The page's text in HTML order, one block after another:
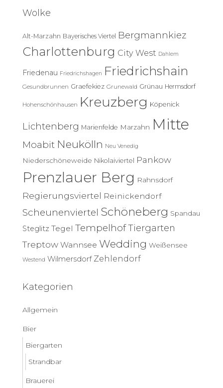
n
a
c
:
Wolke
Alt-Marzahn Bayerisches Viertel Bergmannkiez
Charlottenburg City West Dahlem
Friedenau Friedrichshagen Friedrichshain
Gesundbrunnen Graefekiez Grunewald Grünau Hermsdorf
Hohenschönhausen Kreuzberg Köpenick
Lichtenberg Marienfelde Marzahn Mitte
Moabit Neukölln Neu Venedig
Niederschöneweide Nikolaiviertel Pankow
Prenzlauer Berg Rahnsdorf
Regierungsviertel Reinickendorf
Scheunenviertel Schöneberg Spandau
Steglitz Tegel TempelhofTiergarten
Treptow Wannsee Wedding Weißensee
Westend Wilmersdorf Zehlendorf
Kategorien
Allgemein
Bier
Biergarten
Strandbar
Brauerei